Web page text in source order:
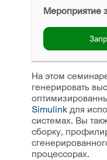
Мероприятие
На этом
генерировать
Simulink для
системах. Вы
сборку,
процессорах.